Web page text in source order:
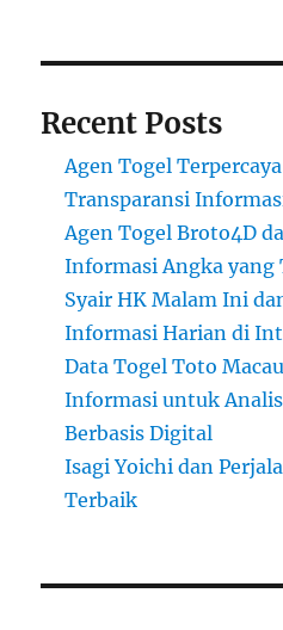
Recent Posts
Agen Togel
Transparansi
Agen Togel Broto4D
Informasi Angka
Syair HK Malam Ini
Informasi Harian di
Data Togel Toto
Informasi untuk
Berbasis Digital
Isagi Yoichi dan
Terbaik